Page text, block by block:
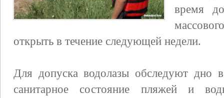
время
открыть в течение следующей недели.
Для допуска водолазы обследуют дно
санитарное состояние пляжей и